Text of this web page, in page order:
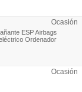
Ocasión
ESP Airbags
Ordenador
Ocasión